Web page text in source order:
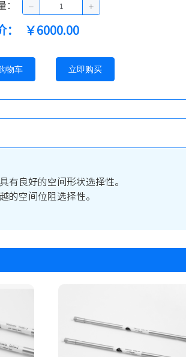
：
： ￥6000.00
物车 立即购买
有良好的空间形状选择性。
的空间位阻选择性。